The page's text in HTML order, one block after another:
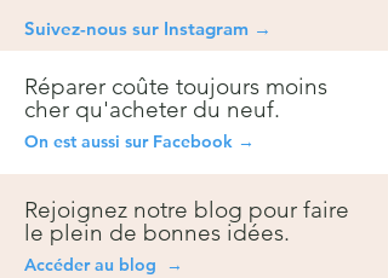
Suivez-nous sur Instagram →
Réparer coûte toujours moins
cher qu'acheter du neuf.
On est aussi sur Facebook →
Rejoignez notre blog pour faire
le plein de bonnes idées.
Accéder au blog →